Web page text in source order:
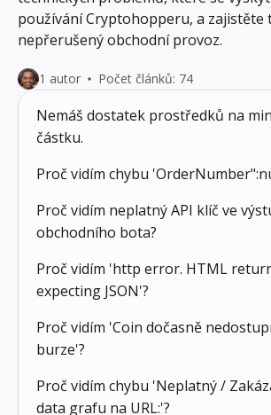
používání Cryptohopperu, a zajistěte
nepřerušený obchodní provoz.
1 autor Počet článků: 74
Nemáš dostatek prostředků na
částku.
Proč vidím chybu
Proč vidím neplatný API klíč ve
obchodního bota?
Proč vidím 'http error. HTML
expecting JSON'?
Proč vidím 'Coin dočasně
burze'?
Proč vidím chybu 'Neplatný /
data grafu na URL:'?